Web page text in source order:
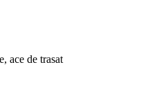
ace de trasat